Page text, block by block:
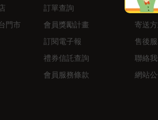
門市
訂單查詢
會員獎勵計畫
訂閱電子報
禮券信託查詢
會員服務條款
付款
寄送
售後
聯絡
網站